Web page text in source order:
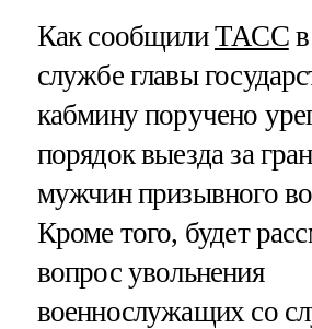
Как сообщилиТАССв
службе главы
кабмину поручено
порядок выезда за
мужчин призывного
Кроме того, будет
вопрос увольнения
военнослужащих со